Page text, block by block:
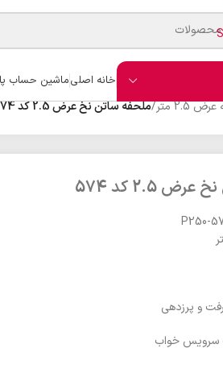
خانه اصلیماشین حساب
2.5 متر /ملحفه ساتن نخ عرض 2.5 کد 574
2.5 کد 574
P250-
و پرزدهی
سرویس خواب